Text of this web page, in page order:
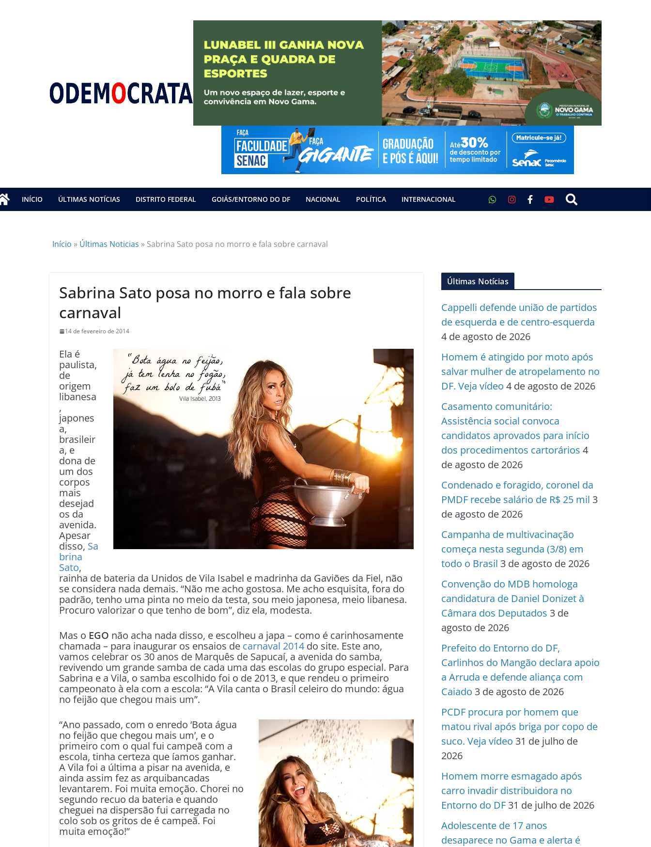
INÍCIO ÚLTIMAS NOTÍCIAS DISTRITO FEDERAL GOIÁS/ENTORNO DO DF NACIONAL POLÍTICA INTERNACIONAL
Início » Últimas Noticias » Sabrina Sato posa no morro e fala sobre carnaval
Sabrina Sato posa no morro e fala sobre
carnaval
14 de fevereiro de 2014
Ela é
paulista,
de
origem
libanesa
,
japones
a,
brasileir
a, e
dona de
um dos
corpos
mais
desejad
os da
avenida.
Apesar
disso, Sa
brina
Sato,
rainha de bateria da Unidos de Vila Isabel e madrinha da Gaviões da Fiel, não
se considera nada demais. “Não me acho gostosa. Me acho esquisita, fora do
padrão, tenho uma pinta no meio da testa, sou meio japonesa, meio libanesa.
Procuro valorizar o que tenho de bom”, diz ela, modesta.
Mas o EGO não acha nada disso, e escolheu a japa – como é carinhosamente
chamada – para inaugurar os ensaios de carnaval 2014 do site. Este ano,
vamos celebrar os 30 anos de Marquês de Sapucaí, a avenida do samba,
revivendo um grande samba de cada uma das escolas do grupo especial. Para
Sabrina e a Vila, o samba escolhido foi o de 2013, e que rendeu o primeiro
campeonato à ela com a escola: “A Vila canta o Brasil celeiro do mundo: água
no feijão que chegou mais um”.
“Ano passado, com o enredo ‘Bota água
no feijão que chegou mais um’, e o
primeiro com o qual fui campeã com a
escola, tinha certeza que íamos ganhar.
A Vila foi a última a pisar na avenida, e
ainda assim fez as arquibancadas
levantarem. Foi muita emoção. Chorei no
segundo recuo da bateria e quando
cheguei na dispersão fui carregada no
colo sob os gritos de é campeã. Foi
muita emoção!”
Últimas Notícias
Cappelli defende união de partidos
de esquerda e de centro-esquerda
4 de agosto de 2026
Homem é atingido por moto após
salvar mulher de atropelamento no
DF. Veja vídeo 4 de agosto de 2026
Casamento comunitário:
Assistência social convoca
candidatos aprovados para início
dos procedimentos cartorários 4
de agosto de 2026
Condenado e foragido, coronel da
PMDF recebe salário de R$ 25 mil 3
de agosto de 2026
Campanha de multivacinação
começa nesta segunda (3/8) em
todo o Brasil 3 de agosto de 2026
Convenção do MDB homologa
candidatura de Daniel Donizet à
Câmara dos Deputados 3 de
agosto de 2026
Prefeito do Entorno do DF,
Carlinhos do Mangão declara apoio
a Arruda e defende aliança com
Caiado 3 de agosto de 2026
PCDF procura por homem que
matou rival após briga por copo de
suco. Veja vídeo 31 de julho de
2026
Homem morre esmagado após
carro invadir distribuidora no
Entorno do DF 31 de julho de 2026
Adolescente de 17 anos
desaparece no Gama e alerta é